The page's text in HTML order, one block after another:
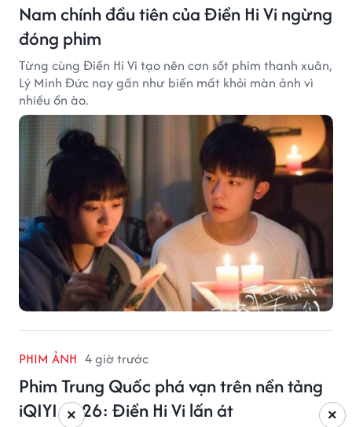
Nam chính đầu tiên của Điền Hi Vi ngừng
đóng phim
Từng cùng Điền Hi Vi tạo nên cơn sốt phim thanh xuân,
Lý Minh Đức nay gần như biến mất khỏi màn ảnh vì
nhiều ồn ào.
PHIM ẢNH 4 giờ trước
Phim Trung Quốc phá vạn trên nền tảng
iQIYI 2026: Điền Hi Vi lấn át
×
×